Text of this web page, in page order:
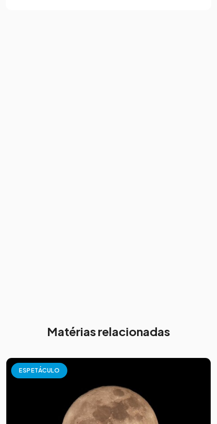
Matérias relacionadas
ESPETÁCULO